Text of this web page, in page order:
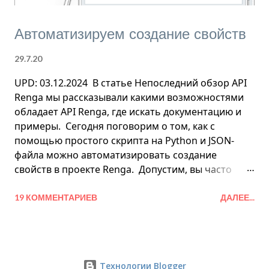
Автоматизируем создание свойств
29.7.20
UPD: 03.12.2024 В статье Непоследний обзор API
Renga мы рассказывали какими возможностями
обладает API Renga, где искать документацию и
примеры. Сегодня поговорим о том, как c
помощью простого скрипта на Python и JSON-
файла можно автоматизировать создание
свойств в проекте Renga. Допустим, вы часто
от смежных специалистов. И здесь даже не важно
19 КОММЕНТАРИЕВ ДАЛЕЕ...
Технологии Blogger